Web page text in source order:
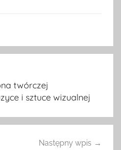
twórczej
i sztuce wizualnej
Następny wpis